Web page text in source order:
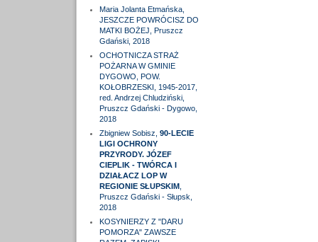
Maria Jolanta Etmańska,
JESZCZE POWRÓCISZ DO
MATKI BOŻEJ, Pruszcz
Gdański, 2018
OCHOTNICZA STRAŻ
POŻARNA W GMINIE
DYGOWO, POW.
KOŁOBRZESKI, 1945-2017,
red. Andrzej Chludziński,
Pruszcz Gdański - Dygowo,
2018
Zbigniew Sobisz, 90-LECIE
LIGI OCHRONY
PRZYRODY. JÓZEF
CIEPLIK - TWÓRCA I
DZIAŁACZ LOP W
REGIONIE SŁUPSKIM,
Pruszcz Gdański - Słupsk,
2018
KOSYNIERZY Z "DARU
POMORZA" ZAWSZE